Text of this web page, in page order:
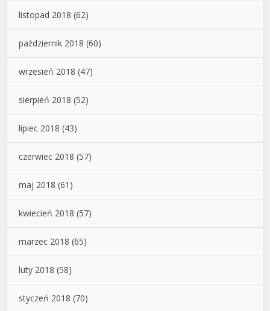
listopad 2018 (62)
październik 2018 (60)
wrzesień 2018 (47)
sierpień 2018 (52)
lipiec 2018 (43)
czerwiec 2018 (57)
maj 2018 (61)
kwiecień 2018 (57)
marzec 2018 (65)
luty 2018 (58)
styczeń 2018 (70)